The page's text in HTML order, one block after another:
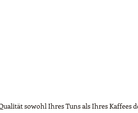
sowohl Ihres Tuns als Ihres Kaffees